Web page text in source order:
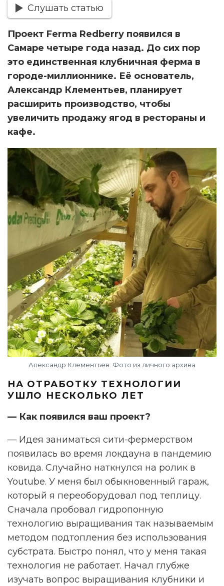
Слушать статью
Проект Ferma Redberry появился в
Самаре четыре года назад. До сих пор
это единственная клубничная ферма в
городе-миллионнике. Её основатель,
Александр Клементьев, планирует
расширить производство, чтобы
увеличить продажу ягод в рестораны и
кафе.
Александр Клементьев. Фото из личного архива
НА ОТРАБОТКУ ТЕХНОЛОГИИ
УШЛО НЕСКОЛЬКО ЛЕТ
— Как появился ваш проект?
— Идея заниматься сити-фермерством
появилась во время локдауна в пандемию
ковида. Случайно наткнулся на ролик в
Youtube. У меня был обыкновенный гараж,
который я переоборудовал под теплицу.
Сначала пробовал гидропонную
технологию выращивания так называемым
методом подтопления без использования
субстрата. Быстро понял, что у меня такая
технология не работает. Начал глубже
изучать вопрос выращивания клубники и